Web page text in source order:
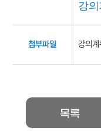
강
첨부파일 강의
목록